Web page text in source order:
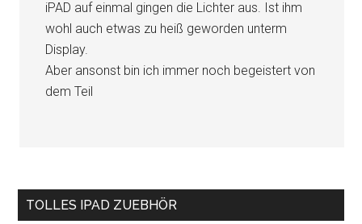
iPAD auf einmal gingen die Lichter aus. Ist ihm
wohl auch etwas zu heiß geworden unterm
Display.
Aber ansonst bin ich immer noch begeistert von
dem Teil
Seitenspalte
TOLLES IPAD ZUEBHÖR